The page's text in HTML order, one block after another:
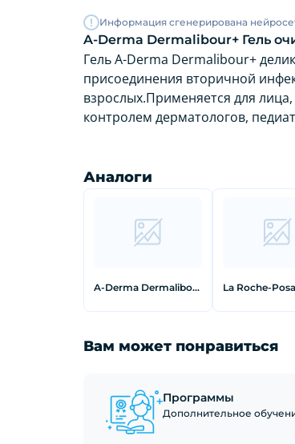
Информация сгенерирована
A-Derma Dermalibour+ Гель
Гель A-Derma Dermalibour+
присоединения вторичной
взрослых.Применяется для
контролем дерматологов,
Аналоги
A-Derma Dermalibour+ Barrier Крем защитный 50 мл
Вам может понравиться
Программы
Дополнительное